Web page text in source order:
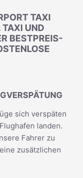
TAXI
TAXI UND
BESTPREIS-
sich verspäten
landen.
Fahrer zu
zusätzlichen